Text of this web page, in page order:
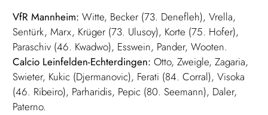
VfR Mannheim:Witte, Becker (73. Denefleh), Vrella,
Sentürk, Marx, Krüger (73. Ulusoy), Korte (75. Hofer),
Paraschiv (46. Kwadwo), Esswein, Pander, Wooten.
Calcio Leinfelden-Echterdingen: Otto, Zweigle, Zagaria,
Swieter, Kukic (Djermanovic), Ferati (84. Corral), Visoka
(46. Ribeiro), Parharidis, Pepic (80. Seemann), Daler,
Paterno.